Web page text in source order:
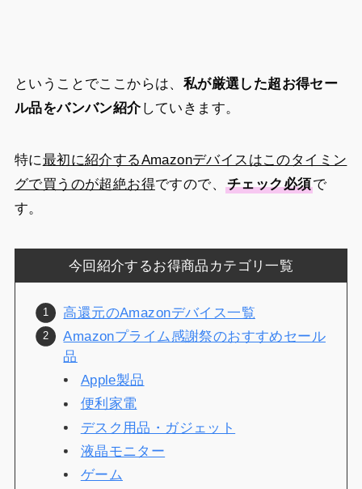
ということでここからは、 私が厳選した超お得セー
ル品をバンバン紹介していきます。
特に最初に紹介するAmazonデバイスはこのタイミン
グで買うのが超絶お得ですので、 チェック必須で
す。
今回紹介するお得商品カテゴリ一覧
高還元のAmazonデバイス一覧
Amazonプライム感謝祭のおすすめセール
品
Apple製品
便利家電
デスク用品・ガジェット
液晶モニター
ゲーム